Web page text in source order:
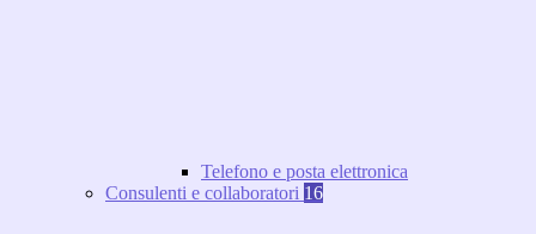
Telefono e posta elettronica
Consulenti e collaboratori 16